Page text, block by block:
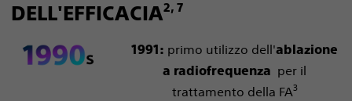
DELL'EFFICACIA2, 7
1991: primo utilizzo dell'ablazione
a radiofrequenza per il
trattamento della FA3